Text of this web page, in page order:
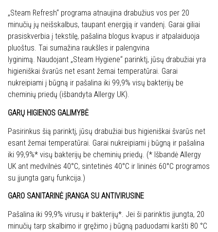
„Steam Refresh“ programa atnaujina drabužius vos per 20
minučių jų neišskalbus, taupant energiją ir vandenį. Garai giliai
prasiskverbia į tekstilę, pašalina blogus kvapus ir atpalaiduoja
pluoštus. Tai sumažina raukšles ir palengvina
lyginimą. Naudojant „Steam Hygiene“ parinktį, jūsų drabužiai yra
higieniškai švarūs net esant žemai temperatūrai. Garai
nukreipiami į būgną ir pašalina iki 99,9% visų bakterijų be
cheminių priedų (išbandyta Allergy UK).
GARŲ HIGIENOS GALIMYBĖ
Pasirinkus šią parinktį, jūsų drabužiai bus higieniškai švarūs net
esant žemai temperatūrai. Garai nukreipiami į būgną ir pašalina
iki 99,9%* visų bakterijų be cheminių priedų. (* Išbandė Allergy
UK ant medvilnės 40°C, sintetinės 40°C ir lininės 60°C programos
su įjungta garų funkcija.)
GARO SANITARINĖ ĮRANGA SU ANTIVIRUSINE
Pašalina iki 99,9% virusų ir bakterijų*. Jei ši parinktis įjungta, 20
minučių tarp skalbimo ir gręžimo į būgną paduodami karšti 80 °C